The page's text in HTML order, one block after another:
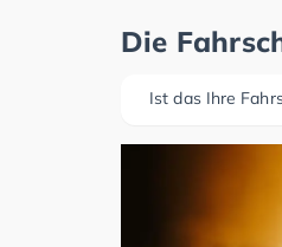
Die
Ist das Ihre